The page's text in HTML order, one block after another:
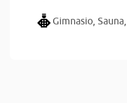
Gimnasio, Sauna,